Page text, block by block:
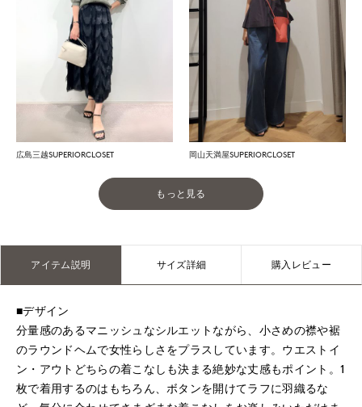
広島三越SUPERIORCLOSET 岡山天満屋SUPERIORCLOSET
もっと見る
アイテム説明 サイズ詳細 購入レビュー
■デザイン
分量感のあるマニッシュなシルエットながら、小さめの襟や裾
のラウンドヘムで女性らしさをプラスしています。ウエストイ
ン・アウトどちらの着こなしも決まる絶妙な丈感もポイント。1
枚で着用するのはもちろん、ボタンを開けてラフに羽織るな